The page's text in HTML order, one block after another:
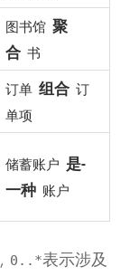
图书馆 聚
合 书
订单 组合 订
单项
储蓄账户 是-
一种 账户
, 0..*表示涉及